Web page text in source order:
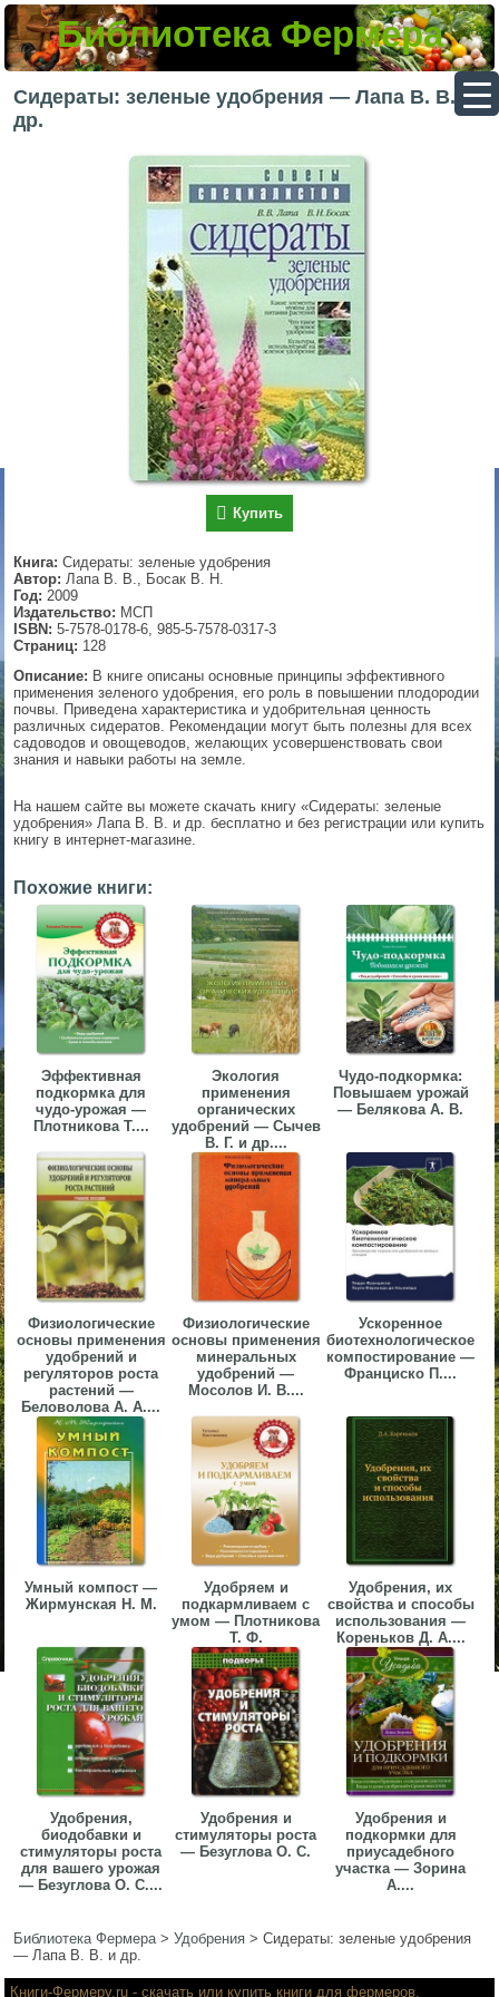
Библиотека Фермера
Сидераты: зеленые удобрения — Лапа В. В. и
др.
Купить
Книга: Сидераты: зеленые удобрения
Автор: Лапа В. В., Босак В. Н.
Год: 2009
Издательство: МСП
ISBN: 5-7578-0178-6, 985-5-7578-0317-3
Страниц: 128
Описание: В книге описаны основные принципы эффективного
применения зеленого удобрения, его роль в повышении плодородии
почвы. Приведена характеристика и удобрительная ценность
различных сидератов. Рекомендации могут быть полезны для всех
садоводов и овощеводов, желающих усовершенствовать свои
знания и навыки работы на земле.
На нашем сайте вы можете скачать книгу «Сидераты: зеленые
удобрения» Лапа В. В. и др. бесплатно и без регистрации или купить
книгу в интернет-магазине.
Похожие книги:
Эффективная
подкормка для
чудо-урожая —
Плотникова Т....
Экология
применения
органических
удобрений — Сычев
В. Г. и др....
Чудо-подкормка:
Повышаем урожай
— Белякова А. В.
Физиологические
основы применения
удобрений и
регуляторов роста
растений —
Беловолова А. А....
Физиологические
основы применения
минеральных
удобрений —
Мосолов И. В....
Ускоренное
биотехнологическое
компостирование —
Франциско П....
Умный компост —
Жирмунская Н. М.
Удобряем и
подкармливаем с
умом — Плотникова
Т. Ф.
Удобрения, их
свойства и способы
использования —
Кореньков Д. А....
Удобрения,
биодобавки и
стимуляторы роста
для вашего урожая
— Безуглова О. С....
Удобрения и
стимуляторы роста
— Безуглова О. С.
Удобрения и
подкормки для
приусадебного
участка — Зорина
А....
Библиотека Фермера>Удобрения >Сидераты: зеленые удобрения
— Лапа В. В. и др.
▼
▼
▼
▼
▼
▼
▼
Книги-Фермеру.ru - скачать или купить книги для фермеров,